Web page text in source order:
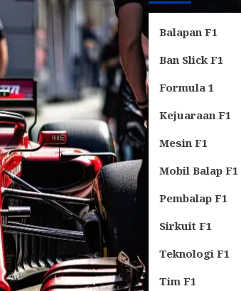
Balapan F1
Ban Slick F1
Formula 1
Kejuaraan F1
Mesin F1
Mobil Balap F1
Pembalap F1
Sirkuit F1
Teknologi F1
Tim F1